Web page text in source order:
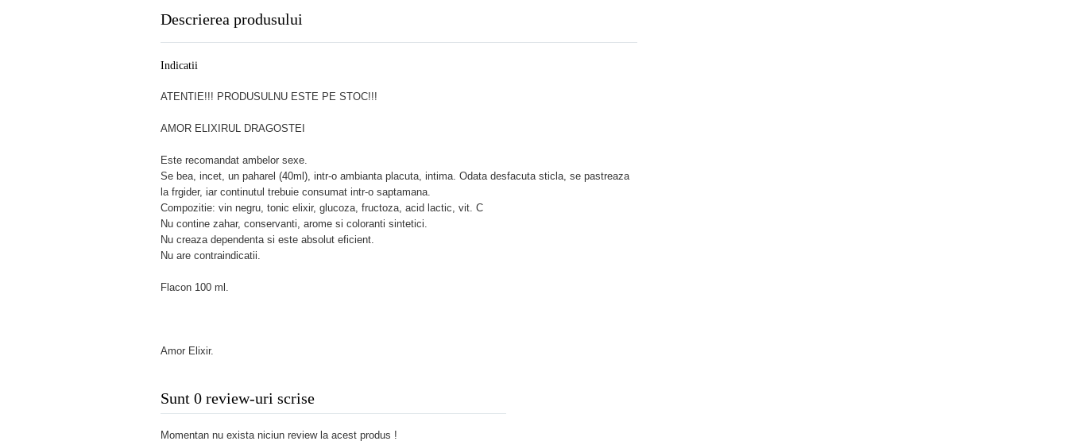
Descrierea produsului
Indicatii
ATENTIE!!! PRODUSULNU ESTE PE STOC!!!
AMOR ELIXIRUL DRAGOSTEI
Este recomandat ambelor sexe.
Se bea, incet, un paharel (40ml), intr-o ambianta placuta, intima. Odata desfacuta sticla, se pastreaza
la frgider, iar continutul trebuie consumat intr-o saptamana.
Compozitie: vin negru, tonic elixir, glucoza, fructoza, acid lactic, vit. C
Nu contine zahar, conservanti, arome si coloranti sintetici.
Nu creaza dependenta si este absolut eficient.
Nu are contraindicatii.
Flacon 100 ml.
Amor Elixir.
Sunt 0 review-uri scrise
Momentan nu exista niciun review la acest produs !